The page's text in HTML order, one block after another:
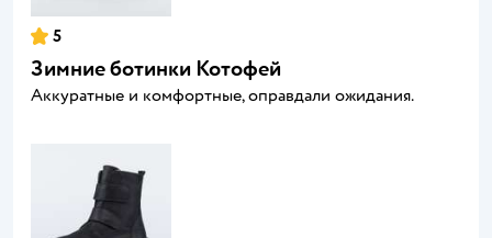
5
Зимние ботинки Котофей
Аккуратные и комфортные, оправдали ожидания.